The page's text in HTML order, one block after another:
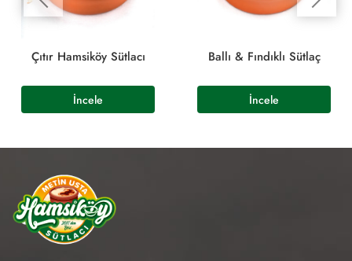
Çıtır Hamsiköy Sütlacı Ballı & Fındıklı Sütlaç